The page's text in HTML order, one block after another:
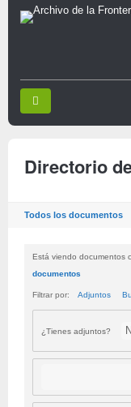
Directorio
Todos los documentos
Está viendo documentos
documentos
Filtrar por: Adjuntos
¿Tienes adjuntos?